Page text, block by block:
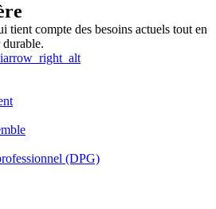
tient compte des besoins actuels tout en
arrow_right_alt
(DPG)